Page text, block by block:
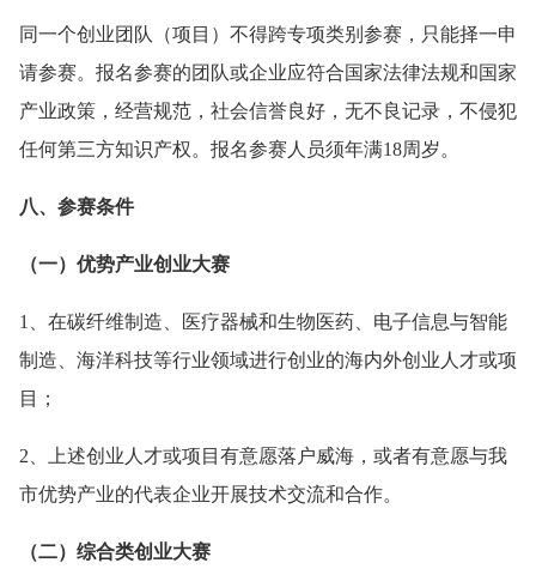
同一个创业团队（项目）不得跨专项类别参赛，只能择一申
请参赛。报名参赛的团队或企业应符合国家法律法规和国家
产业政策，经营规范，社会信誉良好，无不良记录，不侵犯
任何第三方知识产权。报名参赛人员须年满18周岁。
八、参赛条件
（一）优势产业创业大赛
1、在碳纤维制造、医疗器械和生物医药、电子信息与智能
制造、海洋科技等行业领域进行创业的海内外创业人才或项
目；
2、上述创业人才或项目有意愿落户威海，或者有意愿与我
市优势产业的代表企业开展技术交流和合作。
（二）综合类创业大赛